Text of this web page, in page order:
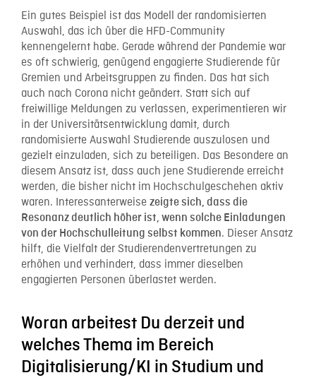
Ein gutes Beispiel ist das Modell der randomisierten
Auswahl, das ich über die HFD-Community
kennengelernt habe. Gerade während der Pandemie war
es oft schwierig, genügend engagierte Studierende für
Gremien und Arbeitsgruppen zu finden. Das hat sich
auch nach Corona nicht geändert. Statt sich auf
freiwillige Meldungen zu verlassen, experimentieren wir
in der Universitätsentwicklung damit, durch
randomisierte Auswahl Studierende auszulosen und
gezielt einzuladen, sich zu beteiligen. Das Besondere an
diesem Ansatz ist, dass auch jene Studierende erreicht
werden, die bisher nicht im Hochschulgeschehen aktiv
waren. Interessanterweise zeigte sich, dass die
Resonanz deutlich höher ist, wenn solche Einladungen
von der Hochschulleitung selbst kommen. Dieser Ansatz
hilft, die Vielfalt der Studierendenvertretungen zu
erhöhen und verhindert, dass immer dieselben
engagierten Personen überlastet werden.
Woran arbeitest Du derzeit und
welches Thema im Bereich
Digitalisierung/KI in Studium und